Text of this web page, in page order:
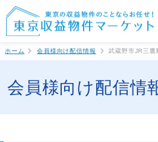
ホーム 会員様向け配信情報 武蔵野市JR三鷹
会員様向け配信情